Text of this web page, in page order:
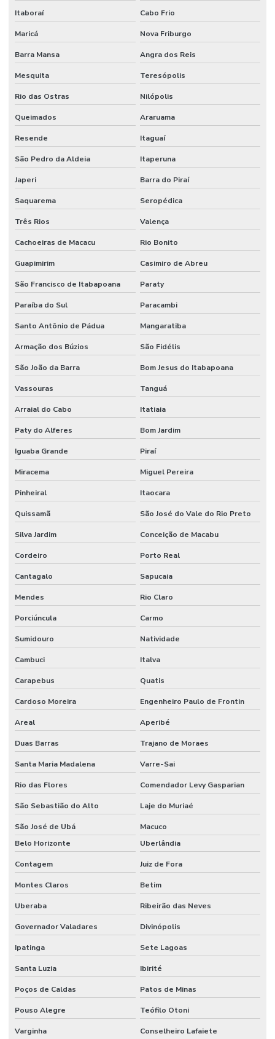
Dispositivo De Segurança
Distribuidor De Engate Rápido Hidráulico
Distribuidor De Mangueira Flat Em Minas Gerais
Distribuidor De Mangueira Pneumática
Distribuidor De Mangueira Preta Óleo
Distribuidora De Mangote Bomba De Concreto Mg
Distribuidora De Mangueira Boca De Forno Em São Paulo
Distribuidora De Mangueira Jato Areia Em Minas Gerais
Distribuidora De Válvula Pneumática Em Minas Gerais
Distribuidora Mangueira Solda Minas Gerais
Engate Rápido Hidráulico
Firesleeve Cerâmica Para Indústria
Flange Aço Carbono Classe 150 Lbs
Flange Inox 304 E 316
Flange Inox Distribuidor Minas Gerais
Fornecedor De Conexões Galvanizadas Em Minas Gerais
Fornecedor De Mangueira Hidráulica Nbr
Fornecedor De Válvula De Esfera Com Acionamento Pneumático
Fornecedor De Válvula Esfera
Fornecedores De Mangueira Ar Condicionado Em Minas Gerais
Grampo U Pesado
Mangote Flexivel
Mangote Para Bomba De Concreto Em Sp
Mangote Resistente A Calor Até 110 Graus
Mangueira Ar Condicionado
Mangueira Boca De Forno
Mangueira Capilar Alta Pressão
Mangueira De Borracha Nitrílica Para Graxa
Mangueira De Pvc Reforçada
Mangueira Flat
Mangueira Flat Pvc Para Indústria
Mangueira Hidráulica Alta Pressão
Mangueira Hidráulica Para Alta Temperatura Minas Gerais
Mangueira Jato Areia
Mangueira Pneumática
Mangueira Pneumática Para Indústria Em Minas Gerais
Mangueira Pvc Sucção
Mangueira Solda Dupla
Manômetro De Pressão
Itaboraí Cabo Frio
Maricá Nova Friburgo
Barra Mansa Angra dos Reis
Mesquita Teresópolis
Rio das Ostras Nilópolis
Queimados Araruama
Resende Itaguaí
São Pedro da Aldeia Itaperuna
Japeri Barra do Piraí
Saquarema Seropédica
Três Rios Valença
Cachoeiras de Macacu Rio Bonito
Guapimirim Casimiro de Abreu
São Francisco de Itabapoana Paraty
Paraíba do Sul Paracambi
Santo Antônio de Pádua Mangaratiba
Armação dos Búzios São Fidélis
São João da Barra Bom Jesus do Itabapoana
Vassouras Tanguá
Arraial do Cabo Itatiaia
Paty do Alferes Bom Jardim
Iguaba Grande Piraí
Miracema Miguel Pereira
Pinheiral Itaocara
Quissamã São José do Vale do Rio Preto
Silva Jardim Conceição de Macabu
Cordeiro Porto Real
Cantagalo Sapucaia
Mendes Rio Claro
Porciúncula Carmo
Sumidouro Natividade
Cambuci Italva
Carapebus Quatis
Cardoso Moreira Engenheiro Paulo de Frontin
Areal Aperibé
Duas Barras Trajano de Moraes
Santa Maria Madalena Varre-Sai
Rio das Flores Comendador Levy Gasparian
São Sebastião do Alto Laje do Muriaé
São José de Ubá
Macuco
Belo Horizonte
Uberlândia
Contagem Juiz de Fora
Montes Claros Betim
Uberaba Ribeirão das Neves
Governador Valadares Divinópolis
Ipatinga Sete Lagoas
Santa Luzia Ibirité
Poços de Caldas Patos de Minas
Pouso Alegre Teófilo Otoni
Varginha Conselheiro Lafaiete